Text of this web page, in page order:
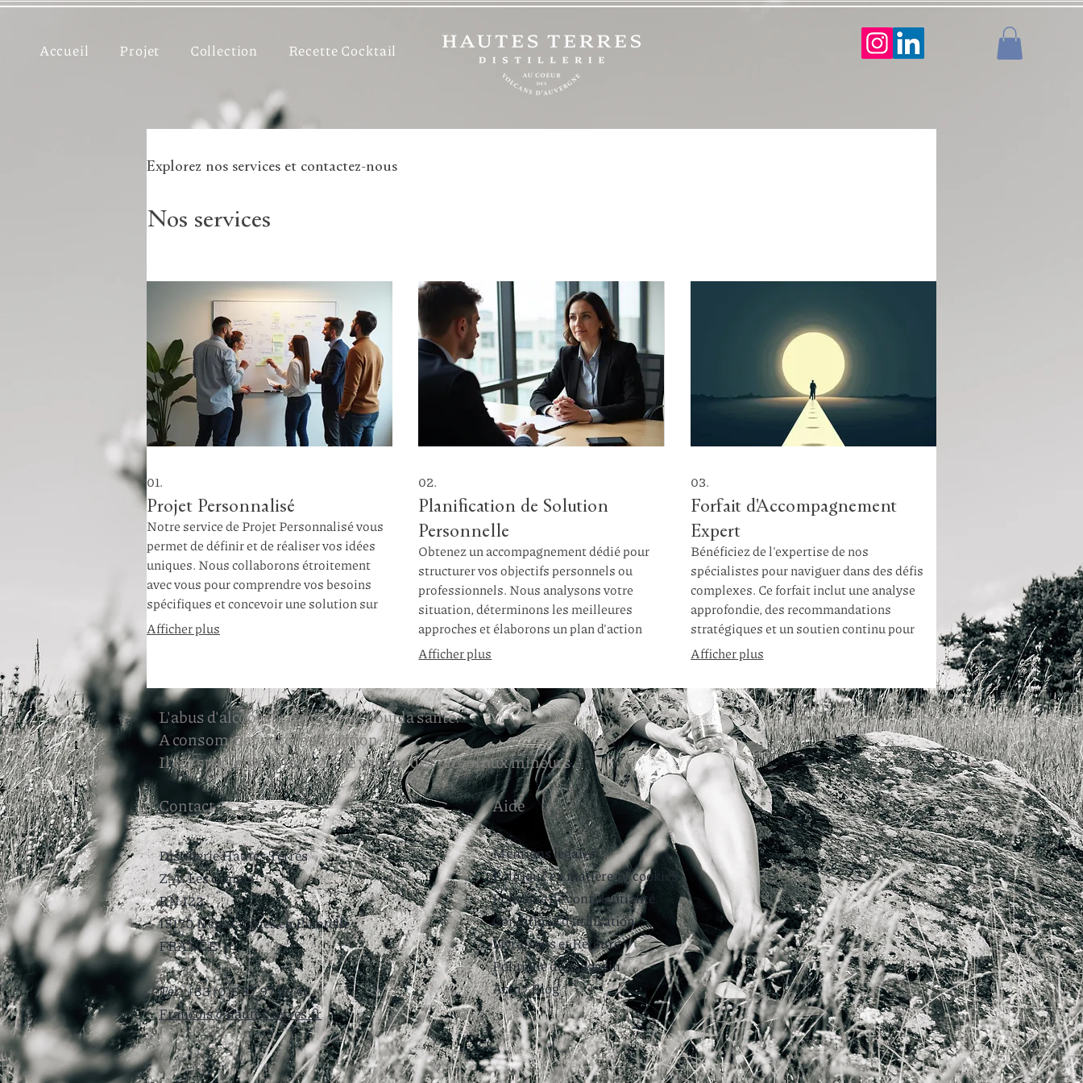
Accueil Projet Collection Recette Cocktail
Explorez nos services et contactez-nous
Nos services
01.
Projet Personnalisé
Notre service de Projet Personnalisé vous
permet de définir et de réaliser vos idées
uniques. Nous collaborons étroitement
avec vous pour comprendre vos besoins
spécifiques et concevoir une solution sur
mesure qui dépasse vos attentes. Ce
service est idéal pour transformer des
Afficher plus
02.
Planification de Solution
Personnelle
Obtenez un accompagnement dédié pour
structurer vos objectifs personnels ou
professionnels. Nous analysons votre
situation, déterminons les meilleures
approches et élaborons un plan d'action
clair et réalisable. Ce service vise à vous
fournir une feuille de route concrète pour
atteindre vos aspirations.
Afficher plus
03.
Forfait d'Accompagnement
Expert
Bénéficiez de l'expertise de nos
spécialistes pour naviguer dans des défis
complexes. Ce forfait inclut une analyse
approfondie, des recommandations
stratégiques et un soutien continu pour
assurer le succès de vos initiatives.
Laissez-nous vous guider vers les
meilleures pratiques et les résultats
optimaux.
Afficher plus
L'abus d'alcool est dangereux pour la santé.
A consommer avec modération.
Il est strictement interdit de vendre de l'alcool aux mineurs.
Contact
Distillerie Hautes Terres
Z.A. Les Canals
RN 122
15170 Neussargues en Pinatelle
FRANCE
Tel : +33 (0)6 87 97 39 46
Francois@hautes-terres.fr
Aide
Mentions légales
Politique en matière de cookies
Politique de confidentialité
Conditions d'utilisation
Livraisons et Retours
Politique du magasin
Actu / Blog